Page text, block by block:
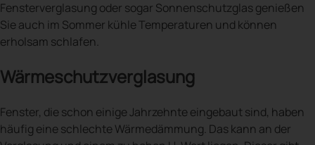
Fensterverglasung oder sogar Sonnenschutzglas genießen
Sie auch im Sommer kühle Temperaturen und können
erholsam schlafen.
Wärmeschutzverglasung
Fenster, die schon einige Jahrzehnte eingebaut sind, haben
häufig eine schlechte Wärmedämmung. Das kann an der